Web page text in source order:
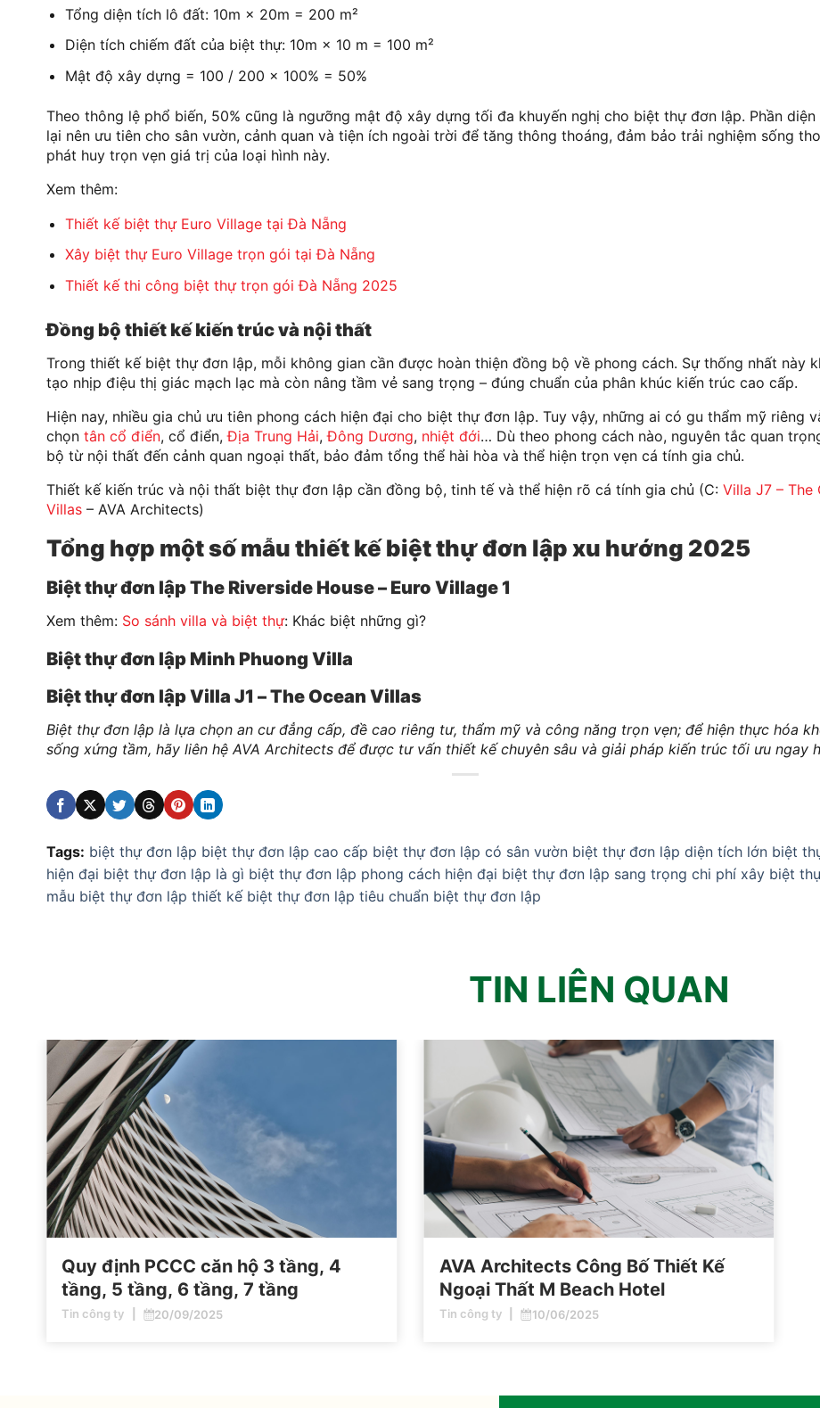
Tổng diện tích lô đất: 10m × 20m = 200 m²
Diện tích chiếm đất của biệt thự: 10m × 10 m = 100 m²
Mật độ xây dựng = 100 / 200 × 100% = 50%
Theo thông lệ phổ biến, 50% cũng là ngưỡng mật độ xây dựng tối đa khuyến nghị cho biệt thự đơn lập. Phần
lại nên ưu tiên cho sân vườn, cảnh quan và tiện ích ngoài trời để tăng thông thoáng, đảm bảo trải nghiệm sống
phát huy trọn vẹn giá trị của loại hình này.
Xem thêm:
Thiết kế biệt thự Euro Village tại Đà Nẵng
Xây biệt thự Euro Village trọn gói tại Đà Nẵng
Thiết kế thi công biệt thự trọn gói Đà Nẵng 2025
Đồng bộ thiết kế kiến trúc và nội thất
Trong thiết kế biệt thự đơn lập, mỗi không gian cần được hoàn thiện đồng bộ về phong cách. Sự thống nhất này
tạo nhịp điệu thị giác mạch lạc mà còn nâng tầm vẻ sang trọng – đúng chuẩn của phân khúc kiến trúc cao cấp.
Hiện nay, nhiều gia chủ ưu tiên phong cách hiện đại cho biệt thự đơn lập. Tuy vậy, những ai có gu thẩm mỹ riêng
chọn tân cổ điển, cổ điển,Địa Trung Hải,Đông Dương, nhiệt đới… Dù theo phong cách nào, nguyên tắc quan
bộ từ nội thất đến cảnh quan ngoại thất, bảo đảm tổng thể hài hòa và thể hiện trọn vẹn cá tính gia chủ.
Thiết kế kiến trúc và nội thất biệt thự đơn lập cần đồng bộ, tinh tế và thể hiện rõ cá tính gia chủ (C: Villa J7 – The
Villas – AVA Architects)
Tổng hợp một số mẫu thiết kế biệt thự đơn lập xu hướng 2025
Biệt thự đơn lập The Riverside House – Euro Village 1
Xem thêm: So sánh villa và biệt thự: Khác biệt những gì?
Biệt thự đơn lập Minh Phuong Villa
Biệt thự đơn lập Villa J1 – The Ocean Villas
Biệt thự đơn lập là lựa chọn an cư đẳng cấp, đề cao riêng tư, thẩm mỹ và công năng trọn vẹn; để hiện thực hóa
sống xứng tầm, hãy liên hệ AVA Architects để được tư vấn thiết kế chuyên sâu và giải pháp kiến trúc tối ưu ngay
Tags: biệt thự đơn lập biệt thự đơn lập cao cấp biệt thự đơn lập có sân vườn biệt thự đơn lập diện tích lớn biệt
hiện đại biệt thự đơn lập là gì biệt thự đơn lập phong cách hiện đại biệt thự đơn lập sang trọng chi phí xây biệt
mẫu biệt thự đơn lập thiết kế biệt thự đơn lập tiêu chuẩn biệt thự đơn lập
TIN LIÊN QUAN
Tin công ty
Quy định PCCC căn hộ 3 tầng, 4
tầng, 5 tầng, 6 tầng, 7 tầng
20/09/2025 Tin công ty
AVA Architects Công Bố Thiết Kế
Ngoại Thất M Beach Hotel
10/06/2025